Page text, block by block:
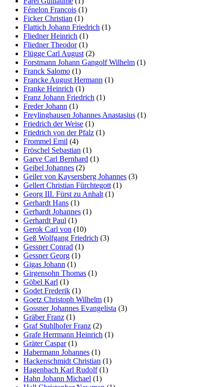
Fénelon Francois (1)
Ficker Christian (1)
Flattich Johann Friedrich (1)
Fliedner Heinrich (1)
Fliedner Theodor(1)
Flügge Carl August (2)
Forstmann Johann Gangolf Wilhelm (1)
Franck Salomo (1)
Francke August Hermann (1)
Franke Heinrich (1)
Franz Johann Friedrich (1)
Freder Johann (1)
Freylinghausen Johannes Anastasius (1)
Friedrich der Weise (1)
Friedrich von der Pfalz (1)
Frommel Emil (4)
Fröschel Sebastian (1)
Garve Carl Bernhard (1)
Geibel Johannes (2)
Geiler von Kaysersberg Johannes (3)
Gellert Christian Fürchtegott (1)
Georg III. Fürst zu Anhalt (1)
Gerhardt Hans (1)
Gerhardt Johannes (1)
Gerhardt Paul (1)
Gerok Carl von (10)
Geß Wolfgang Friedrich (3)
Gessner Conrad (1)
Gessner Georg (1)
Gigas Johann (1)
Girgensohn Thomas (1)
Göbel Karl (1)
Godet Frederik (1)
Goetz Christoph Wilhelm (1)
Gossner Johannes Evangelista (3)
Gräber Franz (1)
Graf Stuhlhofer Franz (2)
Grafe Herrmann Heinrich (1)
Gräter Caspar(1)
Habermann Johannes (1)
Hackenschmidt Christian (1)
Hagenbach Karl Rudolf(1)
Hahn Johann Michael (1)